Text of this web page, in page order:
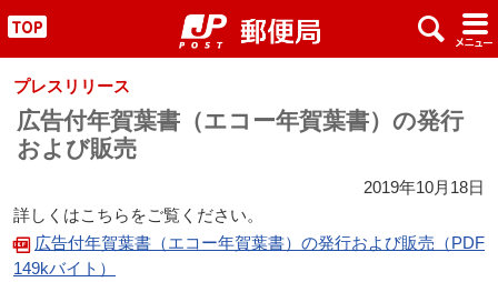
" x #
プレスリリース
広告付年賀葉書（エコー年賀葉書）の発行
および販売
2019年10月18日
詳しくはこちらをご覧ください。
広告付年賀葉書（エコー年賀葉書）の発行および販売（PDF
149kバイト）